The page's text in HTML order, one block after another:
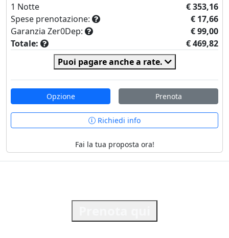
1 Notte
€ 353,16
Spese prenotazione:
€ 17,66
Garanzia Zer0Dep:
€ 99,00
Totale:
€ 469,82
Puoi pagare anche a rate.
Opzione Prenota
Richiedi info
Fai la tua proposta ora!